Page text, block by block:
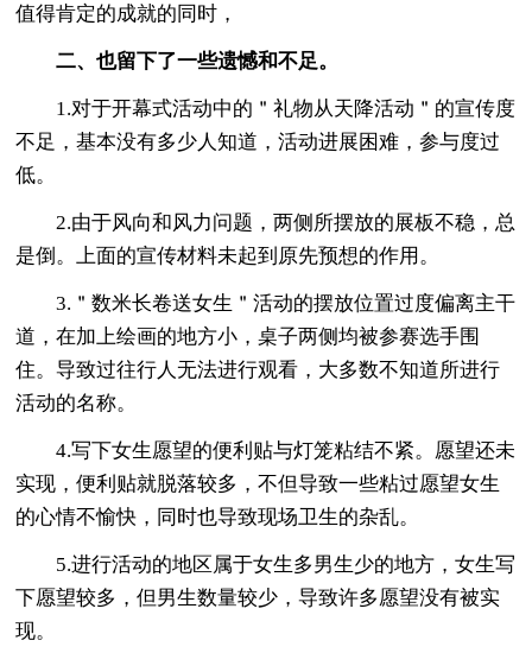
值得肯定的成就的同时，
二、也留下了一些遗憾和不足。
1.对于开幕式活动中的＂礼物从天降活动＂的宣传度
不足，基本没有多少人知道，活动进展困难，参与度过
低。
2.由于风向和风力问题，两侧所摆放的展板不稳，总
是倒。上面的宣传材料未起到原先预想的作用。
3.＂数米长卷送女生＂活动的摆放位置过度偏离主干
道，在加上绘画的地方小，桌子两侧均被参赛选手围
住。导致过往行人无法进行观看，大多数不知道所进行
活动的名称。
4.写下女生愿望的便利贴与灯笼粘结不紧。愿望还未
实现，便利贴就脱落较多，不但导致一些粘过愿望女生
的心情不愉快，同时也导致现场卫生的杂乱。
5.进行活动的地区属于女生多男生少的地方，女生写
下愿望较多，但男生数量较少，导致许多愿望没有被实
现。